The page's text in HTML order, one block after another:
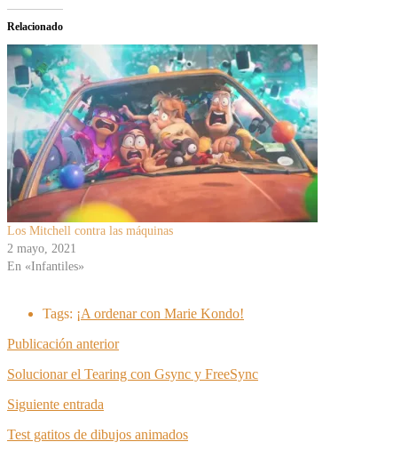
Relacionado
Los Mitchell contra las máquinas
2 mayo, 2021
En «Infantiles»
Tags: ¡A ordenar con Marie Kondo!
Publicación anterior
Solucionar el Tearing con Gsync y FreeSync
Siguiente entrada
Test gatitos de dibujos animados